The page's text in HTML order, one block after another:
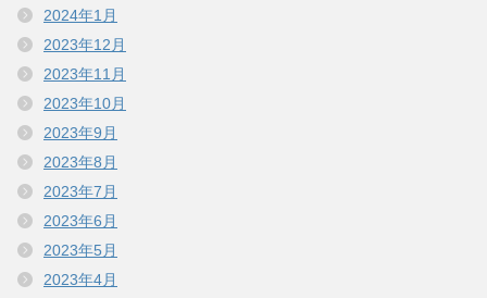
2024年1月
2023年12月
2023年11月
2023年10月
2023年9月
2023年8月
2023年7月
2023年6月
2023年5月
2023年4月